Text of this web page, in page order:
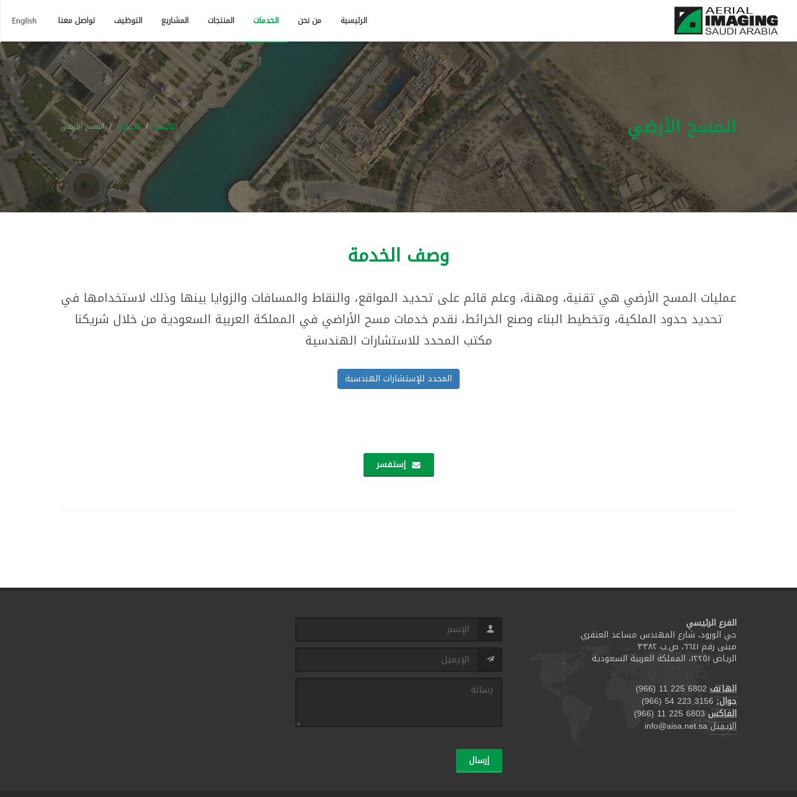
الرئيسية من نحن الخدمات المنتجات المشاريع التوظيف تواصل معنا
المسح الأرضي الرئيسية الخدمات المسح الأرضي
وصف الخدمة
عمليات المسح الأرضي هي تقنية، ومهنة، وعلم قائم على تحديد المواقع، والنقاط والمسافات والزوايا بينها وذلك لاستخدامها في
تحديد حدود الملكية، وتخطيط البناء وصنع الخرائط، نقدم خدمات مسح الأراضي في المملكة العربية السعودية من خلال شريكنا
مكتب المحدد للاستشارات الهندسية
المحدد للإستشارات الهندسية
إستفسر
الفرع الرئيسي
حي الورود، شارع المهندس مساعد العنقري
مبنى رقم ٦٦٤١، ص.ب ٣٣٨٢
الرياض ١٢٢٥١، المملكة العربية السعودية
الهاتف (966) 11 225 6802
جوال: (966) 54 223 3156
الفاكس (966) 11 225 6803
الايميلinfo@aisa.net.sa